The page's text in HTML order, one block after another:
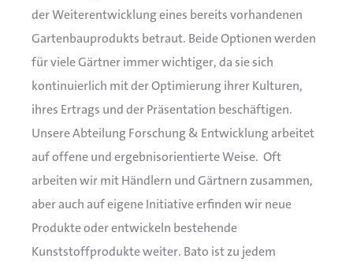
der Weiterentwicklung eines bereits vorhandenen
Gartenbauprodukts betraut. Beide Optionen werden
für viele Gärtner immer wichtiger, da sie sich
kontinuierlich mit der Optimierung ihrer Kulturen,
ihres Ertrags und der Präsentation beschäftigen.
Unsere Abteilung Forschung & Entwicklung arbeitet
auf offene und ergebnisorientierte Weise. Oft
arbeiten wir mit Händlern und Gärtnern zusammen,
aber auch auf eigene Initiative erfinden wir neue
Produkte oder entwickeln bestehende
Kunststoffprodukte weiter. Bato ist zu jedem